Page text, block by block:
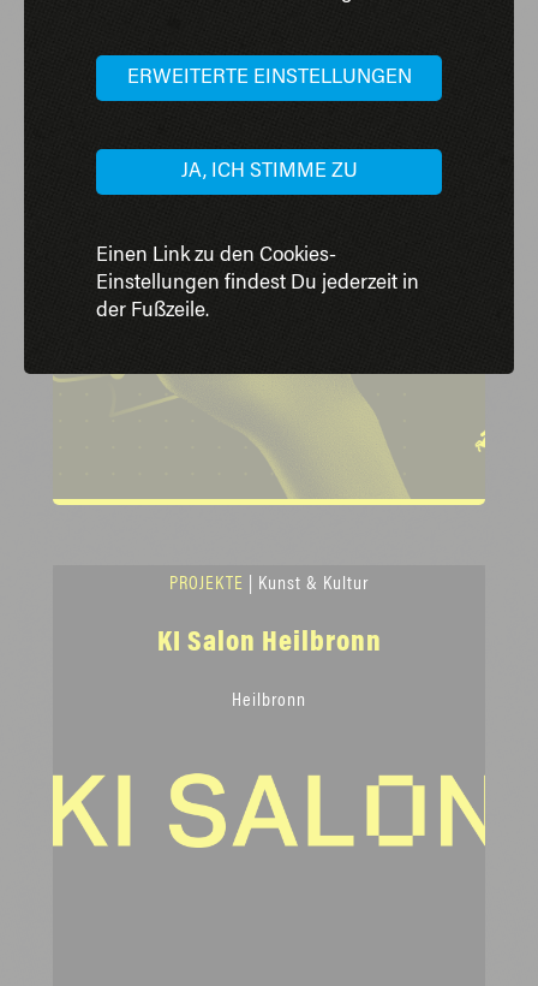
LINK - die KI-Schule
PROJEKTE | Kunst & Kultur
KI Salon Heilbronn
Heilbronn
ERWEITERTE EINSTELLUNGEN
JA, ICH STIMME ZU
Einen Link zu den Cookies-
Einstellungen findest Du jederzeit in
der Fußzeile.